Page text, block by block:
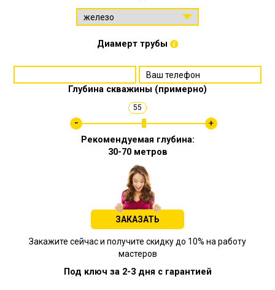
Диамерт трубы
Глубина скважины (примерно)
55
Рекомендуемая глубина:
30-70 метров
ЗАКАЗАТЬ
Закажите сейчас и получите скидку до 10% на работу
мастеров
Под ключ за 2-3 дня с гарантией